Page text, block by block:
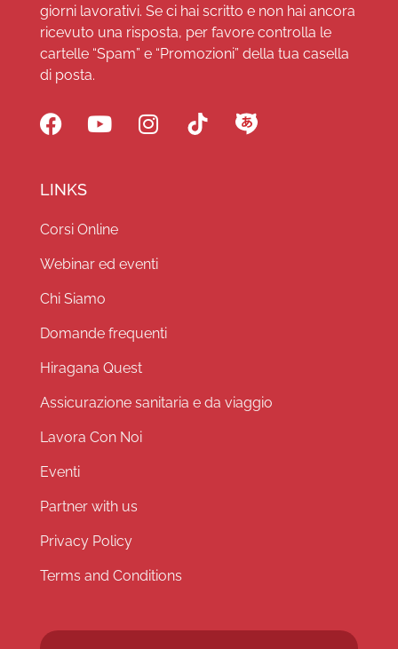
giorni lavorativi. Se ci hai scritto e non hai ancora
ricevuto una risposta, per favore controlla le
cartelle “Spam” e “Promozioni” della tua casella
di posta.
LINKS
Corsi Online
Webinar ed eventi
Chi Siamo
Domande frequenti
Hiragana Quest
Assicurazione sanitaria e da viaggio
Lavora Con Noi
Eventi
Partner with us
Privacy Policy
Terms and Conditions